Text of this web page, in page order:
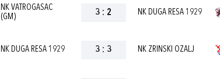
NK VATROGASAC
(GM)
3 : 2 NK DUGA RESA 1929
NK DUGA RESA 1929 3 : 3 NK ZRINSKI OZALJ